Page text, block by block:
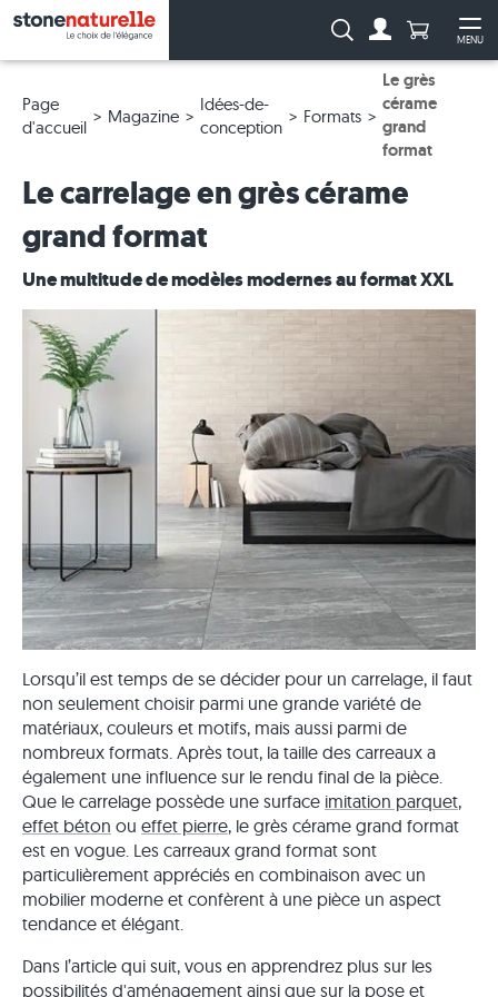
MENU
Recherche :Anzahl
Page
d'accueil
Magazine
Idées-de-
conception
Formats
Le grès
cérame
grand
format
Le carrelage en grès cérame
grand format
Une multitude de modèles modernes au format XXL
Lorsqu’il est temps de se décider pour un carrelage, il faut
non seulement choisir parmi une grande variété de
matériaux, couleurs et motifs, mais aussi parmi de
nombreux formats. Après tout, la taille des carreaux a
également une influence sur le rendu final de la pièce.
Que le carrelage possède une surface imitation parquet,
effet béton ou effet pierre, le grès cérame grand format
est en vogue. Les carreaux grand format sont
particulièrement appréciés en combinaison avec un
mobilier moderne et confèrent à une pièce un aspect
tendance et élégant.
Dans l’article qui suit, vous en apprendrez plus sur les
possibilités d'aménagement ainsi que sur la pose et